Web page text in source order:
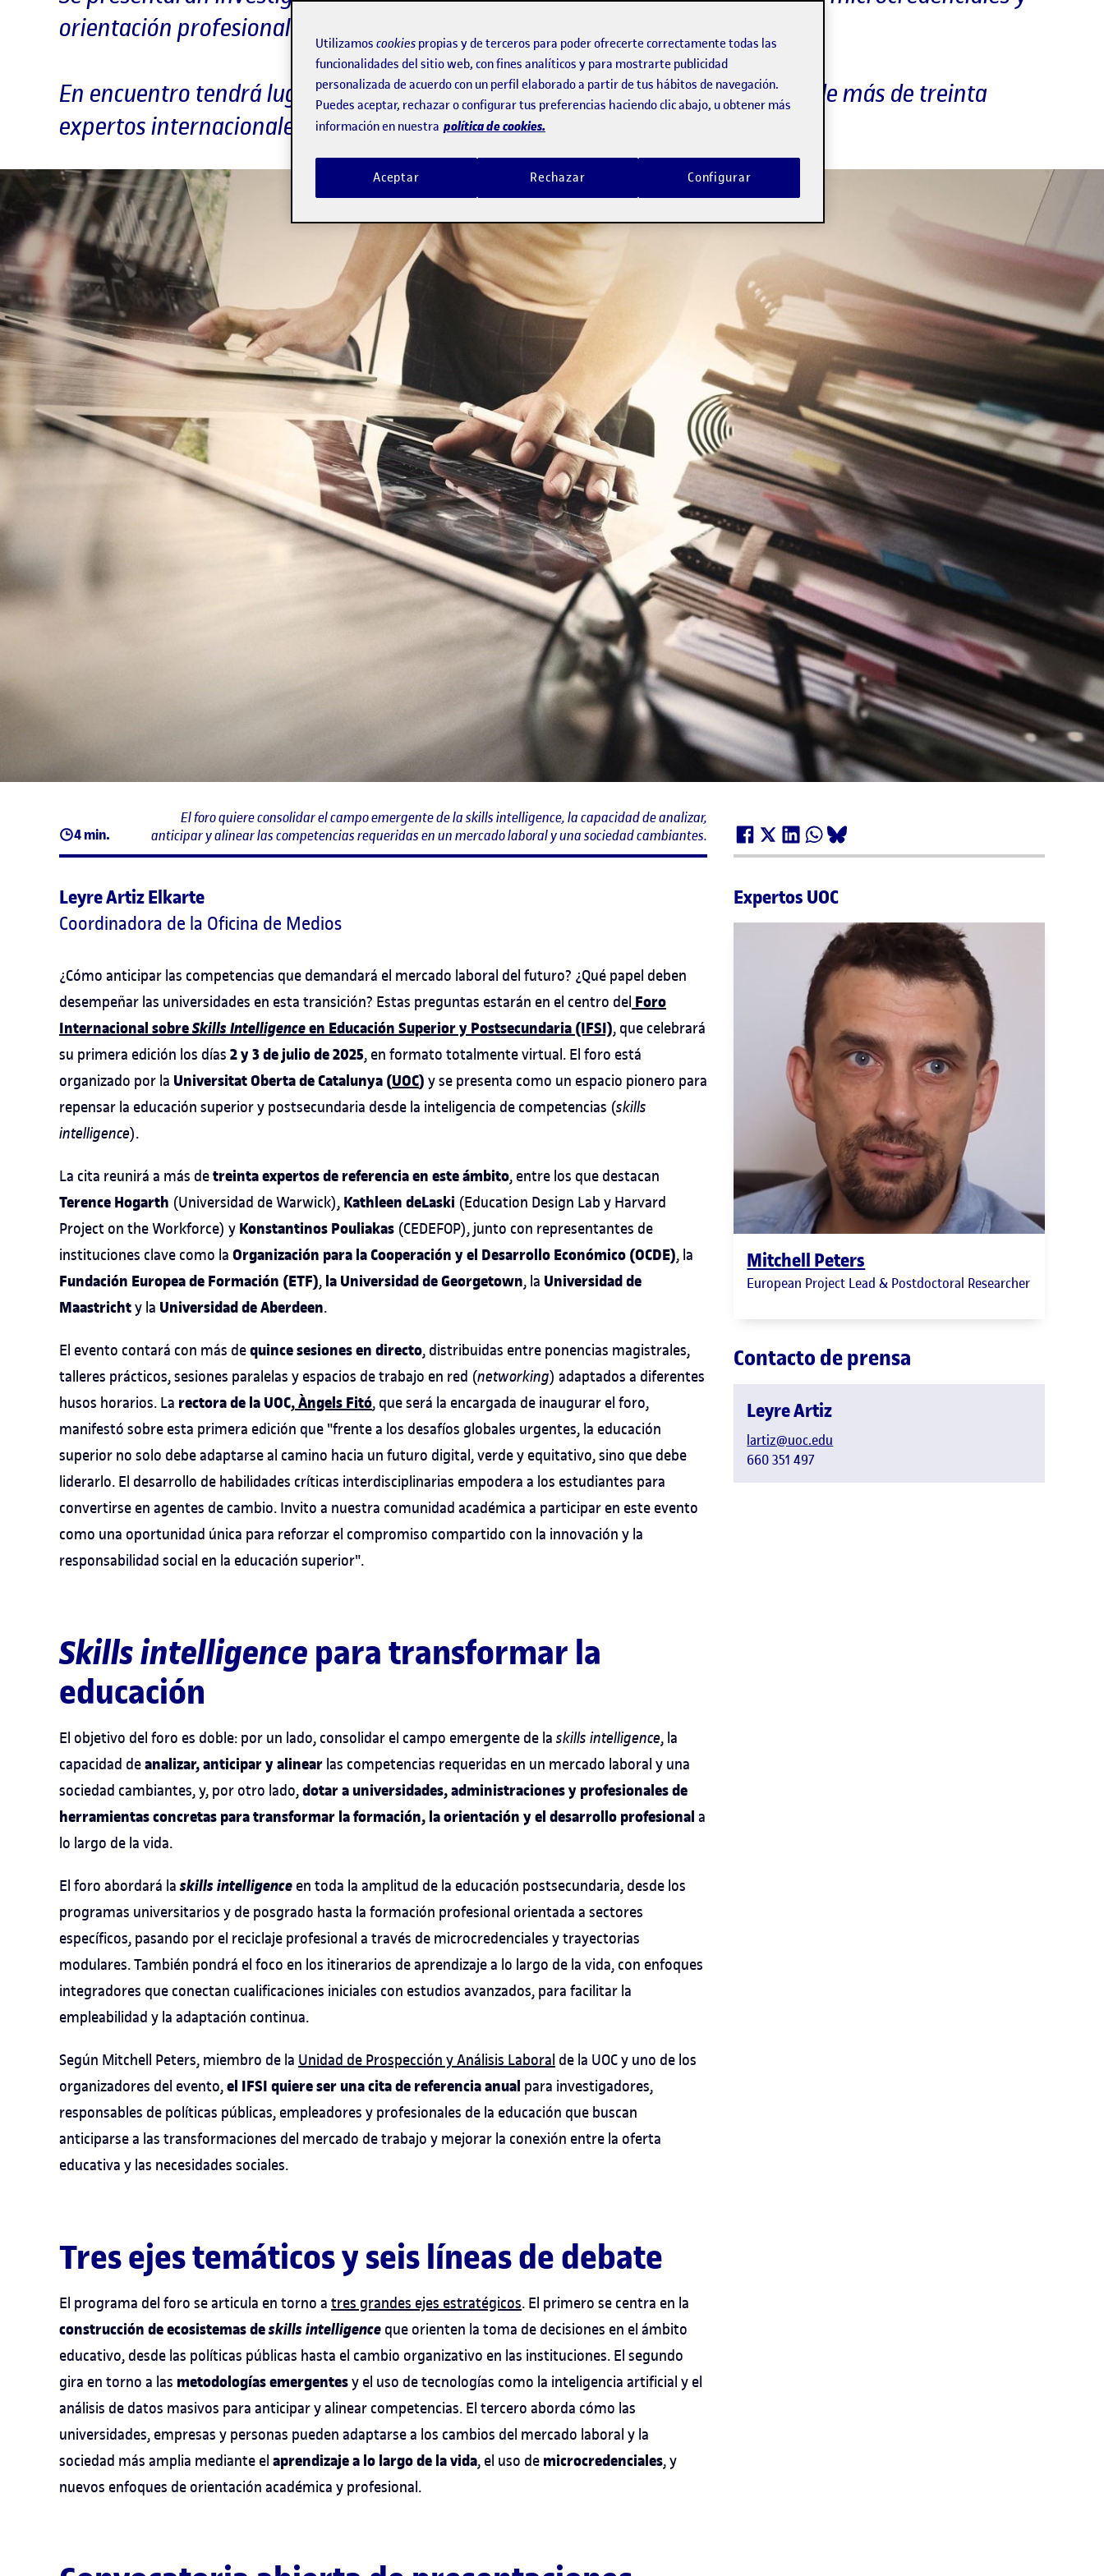
orientación profesional innovadora
En encuentro tendrá lugar los días 2 y 3 de julio, contará con la participación de más de treinta
expertos internacionales
4 min.
El foro quiere consolidar el campo emergente de la skills intelligence, la capacidad de analizar,
anticipar y alinear las competencias requeridas en un mercado laboral y una sociedad cambiantes.
Leyre Artiz Elkarte
Coordinadora de la Oficina de Medios
¿Cómo anticipar las competencias que demandará el mercado laboral del futuro? ¿Qué papel deben
desempeñar las universidades en esta transición? Estas preguntas estarán en el centro del Foro
Internacional sobreSkills Intelligenceen Educación Superior y Postsecundaria (IFSI), que celebrará
su primera edición los días 2 y 3 de julio de 2025, en formato totalmente virtual. El foro está
organizado por la Universitat Oberta de Catalunya (UOC) y se presenta como un espacio pionero para
repensar la educación superior y postsecundaria desde la inteligencia de competencias (skills
intelligence).
La cita reunirá a más detreinta expertos de referencia en este ámbito, entre los que destacan
Terence Hogarth (Universidad de Warwick), Kathleen deLaski (Education Design Lab y Harvard
Project on the Workforce) y Konstantinos Pouliakas (CEDEFOP), junto con representantes de
instituciones clave como la Organización para la Cooperación y el Desarrollo Económico (OCDE), la
Fundación Europea de Formación (ETF), la Universidad de Georgetown, la Universidad de
Maastrichty la Universidad de Aberdeen.
El evento contará con más dequince sesiones en directo, distribuidas entre ponencias magistrales,
talleres prácticos, sesiones paralelas y espacios de trabajo en red (networking) adaptados a diferentes
husos horarios. La rectora de la UOC,Àngels Fitó, que será la encargada de inaugurar el foro,
manifestó sobre esta primera edición que "frente a los desafíos globales urgentes, la educación
superior no solo debe adaptarse al camino hacia un futuro digital, verde y equitativo, sino que debe
liderarlo. El desarrollo de habilidades críticas interdisciplinarias empodera a los estudiantes para
convertirse en agentes de cambio. Invito a nuestra comunidad académica a participar en este evento
como una oportunidad única para reforzar el compromiso compartido con la innovación y la
responsabilidad social en la educación superior".
Skills intelligence para transformar la
educación
El objetivo del foro es doble: por un lado, consolidar el campo emergente de la skills intelligence, la
capacidad deanalizar, anticipar y alinear las competencias requeridas en un mercado laboral y una
sociedad cambiantes, y, por otro lado,dotar a universidades, administraciones y profesionales de
herramientas concretas para transformar la formación, la orientación y el desarrollo profesional a
lo largo de la vida.
El foro abordará laskills intelligence en toda la amplitud de la educación postsecundaria, desde los
programas universitarios y de posgrado hasta la formación profesional orientada a sectores
específicos, pasando por el reciclaje profesional a través de microcredenciales y trayectorias
modulares. También pondrá el foco en los itinerarios de aprendizaje a lo largo de la vida, con enfoques
integradores que conectan cualificaciones iniciales con estudios avanzados, para facilitar la
empleabilidad y la adaptación continua.
Según Mitchell Peters, miembro de la Unidad de Prospección y Análisis Laboral de la UOC y uno de los
organizadores del evento,el IFSI quiere ser una cita de referencia anual para investigadores,
responsables de políticas públicas, empleadores y profesionales de la educación que buscan
anticiparse a las transformaciones del mercado de trabajo y mejorar la conexión entre la oferta
educativa y las necesidades sociales.
Tres ejes temáticos y seis líneas de debate
El programa del foro se articula en torno a tres grandes ejes estratégicos. El primero se centra en la
construcción de ecosistemas deskills intelligence que orienten la toma de decisiones en el ámbito
educativo, desde las políticas públicas hasta el cambio organizativo en las instituciones. El segundo
gira en torno a las metodologías emergentesy el uso de tecnologías como la inteligencia artificial y el
análisis de datos masivos para anticipar y alinear competencias. El tercero aborda cómo las
universidades, empresas y personas pueden adaptarse a los cambios del mercado laboral y la
sociedad más amplia mediante el aprendizaje a lo largo de la vida, el uso de microcredenciales, y
nuevos enfoques de orientación académica y profesional.
Expertos UOC
Mitchell Peters
European Project Lead & Postdoctoral Researcher
Contacto de prensa
Leyre Artiz
lartiz@uoc.edu
660 351 497
Utilizamos cookies propias y de terceros para poder ofrecerte correctamente todas las
funcionalidades del sitio web, con fines analíticos y para mostrarte publicidad
personalizada de acuerdo con un perfil elaborado a partir de tus hábitos de navegación.
Puedes aceptar, rechazar o configurar tus preferencias haciendo clic abajo, u obtener más
información en nuestra política de cookies.
Rechazar
Aceptar Configurar